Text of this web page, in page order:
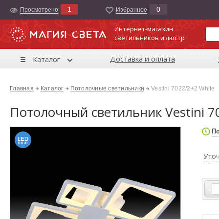
Просмотрено 1 Избранноe 0
Интернет-магазин
светильников и люстр
Каталог Доставка и оплата
Главная Каталог Потолочные светильники Vestini 7022/2+2 White
Потолочный светильник Vestini